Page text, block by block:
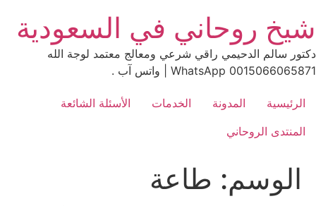
to
content
شيخ روحاني في السعودية
دكتور سالم الدحيمي راقي شرعي ومعالج معتمد لوجة الله
0015066065871 WhatsApp | واتس آب .
الرئيسية المدونة الخدمات
الأسئلة الشائعة
المنتدى الروحاني
الوسم: طاعة